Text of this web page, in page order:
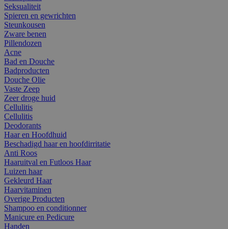
Seksualiteit
Spieren en gewrichten
Steunkousen
Zware benen
Pillendozen
Acne
Bad en Douche
Badproducten
Douche Olie
Vaste Zeep
Zeer droge huid
Cellulitis
Cellulitis
Deodorants
Haar en Hoofdhuid
Beschadigd haar en hoofdirritatie
Anti Roos
Haaruitval en Futloos Haar
Luizen haar
Gekleurd Haar
Haarvitaminen
Overige Producten
Shampoo en conditionner
Manicure en Pedicure
Handen